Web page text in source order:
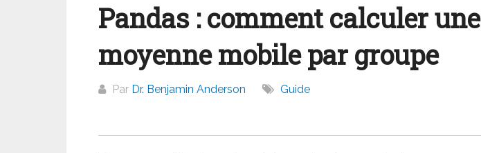
Pandas : comment calculer une
moyenne mobile par groupe
Par Dr. Benjamin Anderson Guide